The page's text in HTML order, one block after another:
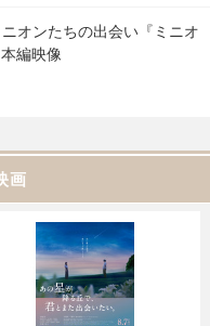
オンたちの出会い『ミニオ
編映像
画